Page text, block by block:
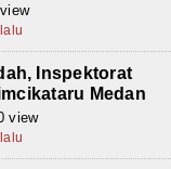
Inspektorat
Medan
view